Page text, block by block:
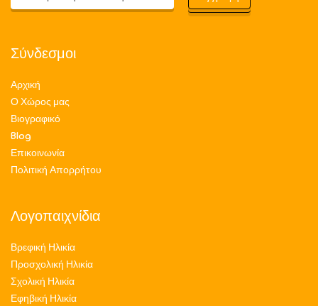
Σύνδεσμοι
Αρχική
Ο Χώρος μας
Βιογραφικό
Blog
Επικοινωνία
Πολιτική Απορρήτου
Λογοπαιχνίδια
Βρεφική Ηλικία
Προσχολική Ηλικία
Σχολική Ηλικία
Εφηβική Ηλικία